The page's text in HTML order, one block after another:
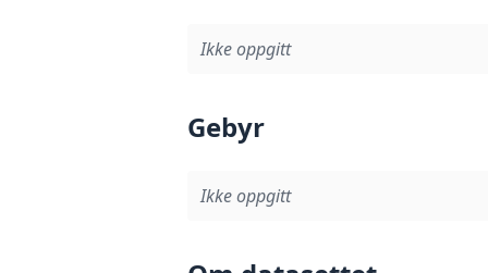
Ikke oppgitt
Gebyr
Ikke oppgitt